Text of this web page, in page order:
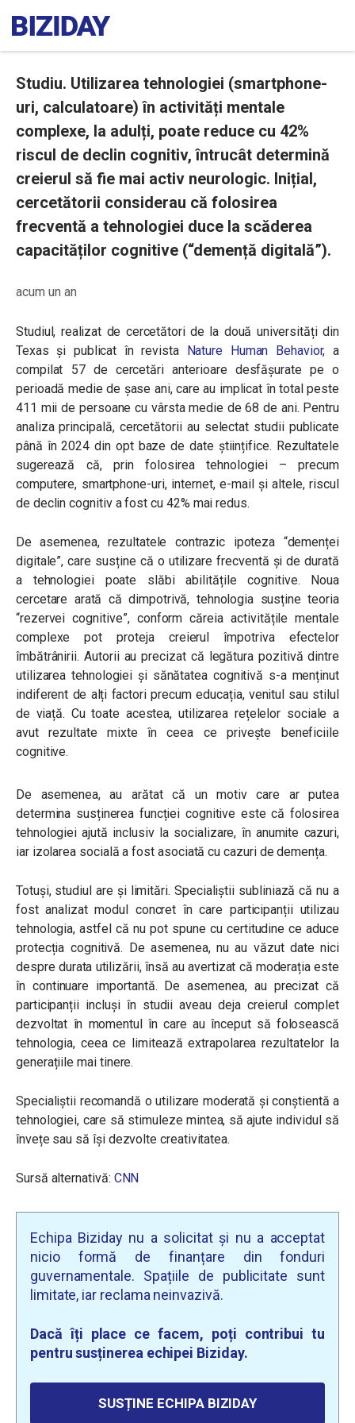
Studiu. Utilizarea tehnologiei (smartphone-
uri, calculatoare) în activități mentale
complexe, la adulți, poate reduce cu 42%
riscul de declin cognitiv, întrucât determină
creierul să fie mai activ neurologic. Inițial,
cercetătorii considerau că folosirea
frecventă a tehnologiei duce la scăderea
capacităților cognitive (“demență digitală”).
acum un an
Studiul, realizat de cercetători de la două universități din
Texas și publicat în revista Nature Human Behavior, a
compilat 57 de cercetări anterioare desfășurate pe o
perioadă medie de șase ani, care au implicat în total peste
411 mii de persoane cu vârsta medie de 68 de ani. Pentru
analiza principală, cercetătorii au selectat studii publicate
până în 2024 din opt baze de date științifice. Rezultatele
sugerează că, prin folosirea tehnologiei – precum
computere, smartphone-uri, internet, e-mail și altele, riscul
de declin cognitiv a fost cu 42% mai redus.
De asemenea, rezultatele contrazic ipoteza “demenței
digitale”, care susține că o utilizare frecventă și de durată
a tehnologiei poate slăbi abilitățile cognitive. Noua
cercetare arată că dimpotrivă, tehnologia susține teoria
“rezervei cognitive”, conform căreia activitățile mentale
complexe pot proteja creierul împotriva efectelor
îmbătrânirii. Autorii au precizat că legătura pozitivă dintre
utilizarea tehnologiei și sănătatea cognitivă s-a menținut
indiferent de alți factori precum educația, venitul sau stilul
de viață. Cu toate acestea, utilizarea rețelelor sociale a
avut rezultate mixte în ceea ce privește beneficiile
cognitive.
De asemenea, au arătat că un motiv care ar putea
determina susținerea funcției cognitive este că folosirea
tehnologiei ajută inclusiv la socializare, în anumite cazuri,
iar izolarea socială a fost asociată cu cazuri de demența.
Totuși, studiul are și limitări. Specialiștii subliniază că nu a
fost analizat modul concret în care participanții utilizau
tehnologia, astfel că nu pot spune cu certitudine ce aduce
protecția cognitivă. De asemenea, nu au văzut date nici
despre durata utilizării, însă au avertizat că moderația este
în continuare importantă. De asemenea, au precizat că
participanții incluși în studii aveau deja creierul complet
dezvoltat în momentul în care au început să folosească
tehnologia, ceea ce limitează extrapolarea rezultatelor la
generațiile mai tinere.
Specialiștii recomandă o utilizare moderată și conștientă a
tehnologiei, care să stimuleze mintea, să ajute individul să
învețe sau să își dezvolte creativitatea.
Sursă alternativă: CNN
Echipa Biziday nu a solicitat și nu a acceptat
nicio formă de finanțare din fonduri
guvernamentale. Spațiile de publicitate sunt
limitate, iar reclama neinvazivă.
Dacă îți place ce facem, poți contribui tu
pentru susținerea echipei Biziday.
SUSȚINE ECHIPA BIZIDAY